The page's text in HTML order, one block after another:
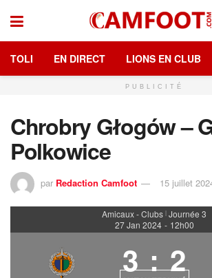
TOLI EN DIRECT LIONS EN CLUB
PUBLICITÉ
Chrobry Głogów –
Polkowice
par Redaction Camfoot 15 juillet
Amicaux - Clubs | Journée 3
27 Jan 2024 - 12h00
3 : 2